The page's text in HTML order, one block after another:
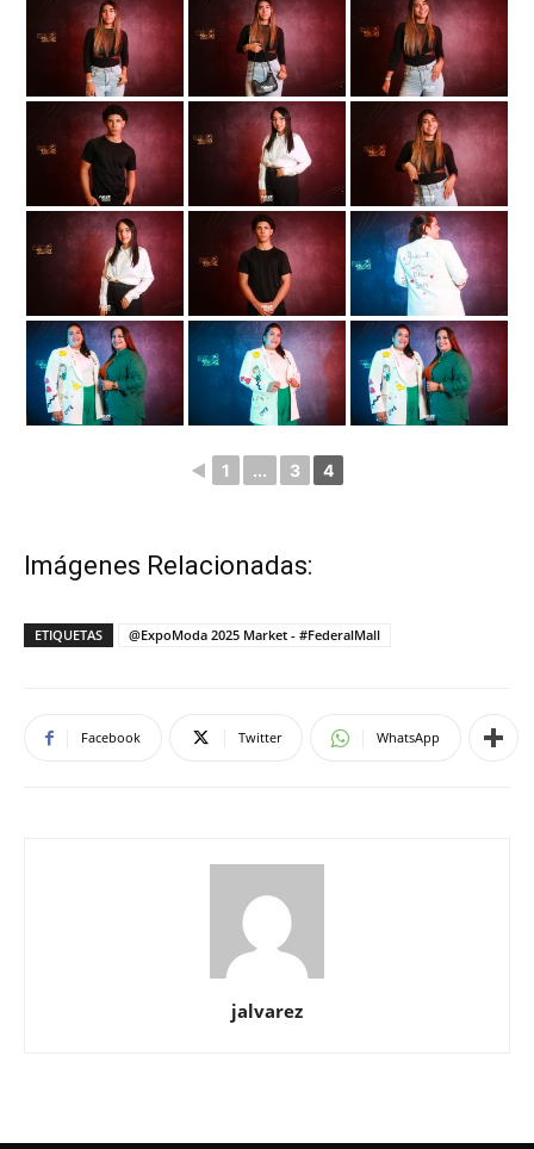
◄ 1 ... 3 4
Imágenes Relacionadas:
ETIQUETAS @ExpoModa 2025 Market - #FederalMall
Facebook Twitter WhatsApp
jalvarez